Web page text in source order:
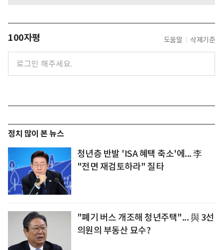
100자평 도움말 삭제기준
정치 많이 본 뉴스
청년층 반발 'ISA 혜택 축소'에... 李
"전면 재검토하라" 질타
"폐기 버스 개조해 청년주택"... 與 3선
의원의 부동산 묘수?